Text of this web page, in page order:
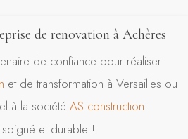
de renovation à Achères
de confiance pour réaliser
et de transformation à Versailles ou
à la sociétéAS construction
et durable !